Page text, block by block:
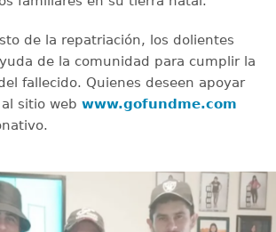
de la repatriación, los dolientes
de la comunidad para cumplir la
fallecido. Quienes deseen apoyar
sitio web www.gofundme.com